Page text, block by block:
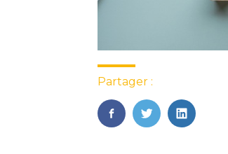
Partager :
FaceBook
TwitterLinkedIn